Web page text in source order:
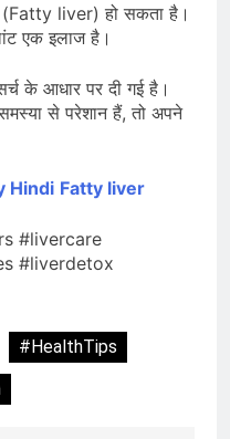
(Fatty liver) हो सकता है।
एक इलाज है।
के आधार पर दी गई है।
से परेशान हैं, तो अपने
Hindi Fatty liver
#livercare
#liverdetox
#HealthTips